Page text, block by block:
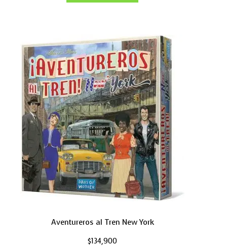
Aventureros al Tren New York
$134,900